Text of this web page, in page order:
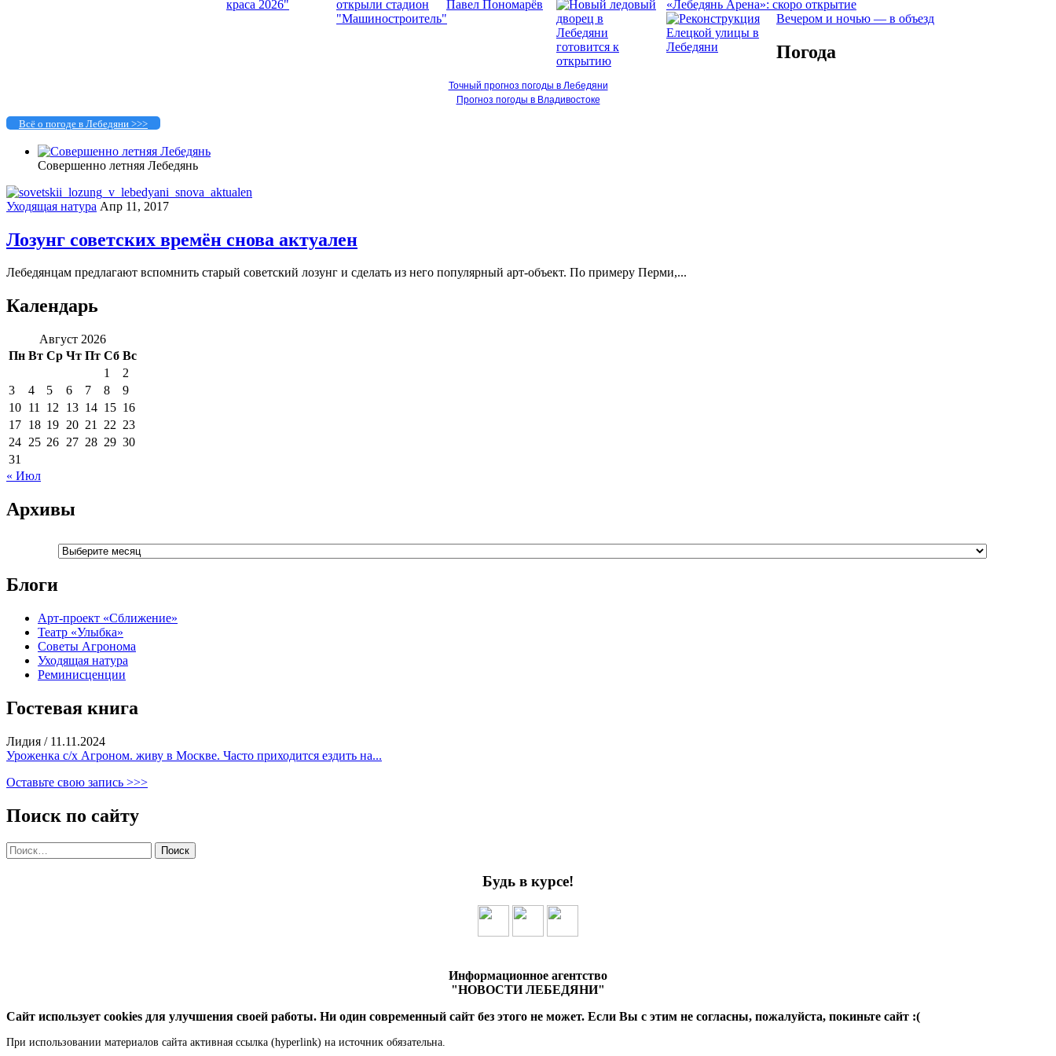
«Лебедянь Арена»: скоро открытие
Вечером и ночью — в объезд
Погода
Точный прогноз погоды в Лебедяни
Прогноз погоды в Владивостоке
Всё о погоде в Лебедяни >>>
Совершенно летняя Лебедянь
Уходящая натура Апр 11, 2017
Лозунг советских времён снова актуален
Лебедянцам предлагают вспомнить старый советский лозунг и сделать из него популярный арт-объект. По примеру Перми,...
Календарь
Август 2026
Пн Вт Ср Чт Пт Сб Вс
1
2
3
4 5 6 7 8
9
10 11 12 13 14 15 16
17 18 19 20 21 22 23
24 25 26 27 28 29 30
31
« Июл
Архивы
Блоги
Арт-проект «Сближение»
Театр «Улыбка»
Советы Агронома
Уходящая натура
Реминисценции
Гостевая книга
Лидия / 11.11.2024
Уроженка с/х Агроном. живу в Москве. Часто приходится ездить на...
Оставьте свою запись >>>
Поиск по сайту
Найти:
Будь в курсе!
Информационное агентство
"НОВОСТИ ЛЕБЕДЯНИ"
Сайт использует cookies для улучшения своей работы. Ни один современный сайт без этого не может. Если Вы с этим не согласны, пожалуйста, покиньте сайт :(
При использовании материалов сайта активная ссылка (hyperlink) на источник обязательна.